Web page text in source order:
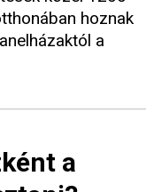
hoznak
a
a